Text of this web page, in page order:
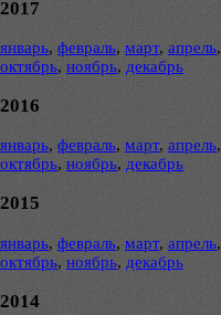
2017
январь, февраль, март, апрель,
октябрь, ноябрь, декабрь
2016
январь, февраль, март, апрель,
октябрь, ноябрь, декабрь
2015
январь, февраль, март, апрель,
октябрь, ноябрь, декабрь
2014